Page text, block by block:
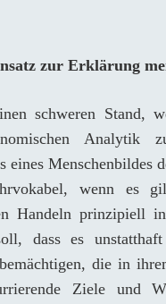
zur Erklärung
schweren
Analytik
eines Menschenbildes
wenn es
Handeln prinzipiell
dass es
die in
Ziele und